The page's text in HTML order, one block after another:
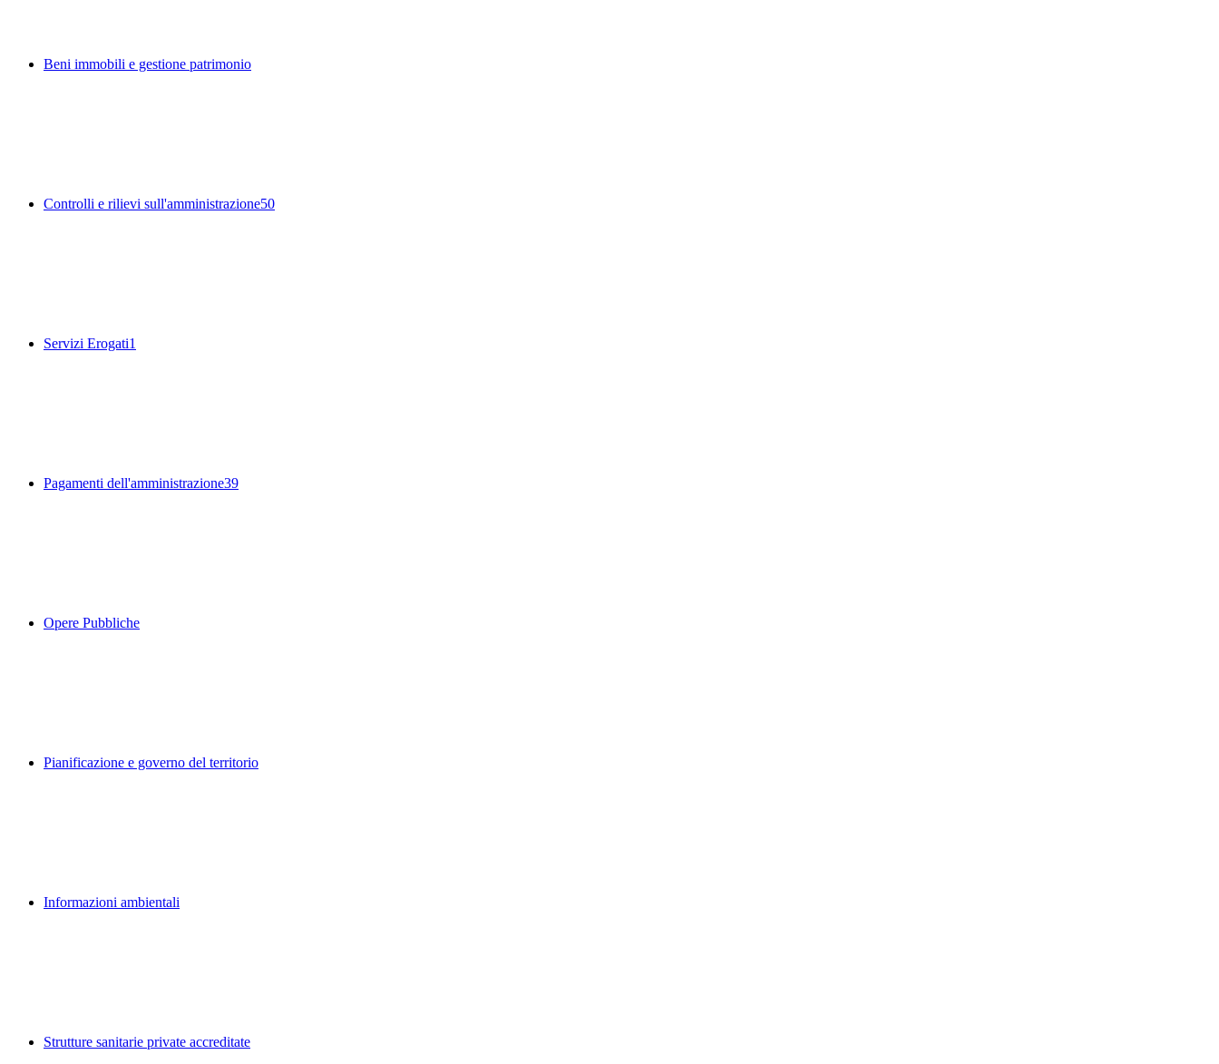
Beni immobili e gestione patrimonio
Controlli e rilievi sull'amministrazione50
Servizi Erogati1
Pagamenti dell'amministrazione39
Opere Pubbliche
Pianificazione e governo del territorio
Informazioni ambientali
Strutture sanitarie private accreditate